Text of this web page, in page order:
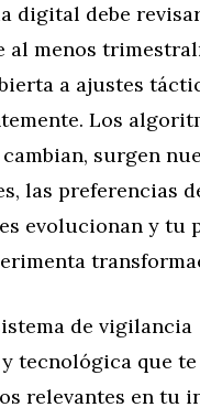
digital debe
al menos
a ajustes
Los
surgen
las preferencias
evolucionan y tu
de vigilancia
tecnológica que
relevantes en tu